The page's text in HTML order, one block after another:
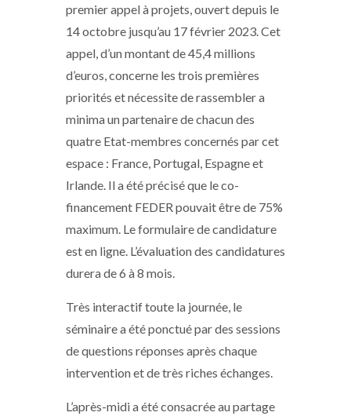
premier appel à projets, ouvert depuis le
14 octobre jusqu’au 17 février 2023. Cet
appel, d’un montant de 45,4 millions
d’euros, concerne les trois premières
priorités et nécessite de rassembler a
minima un partenaire de chacun des
quatre Etat-membres concernés par cet
espace : France, Portugal, Espagne et
Irlande. Il a été précisé que le co-
financement FEDER pouvait être de 75%
maximum. Le formulaire de candidature
est en ligne. L’évaluation des candidatures
durera de 6 à 8 mois.
Très interactif toute la journée, le
séminaire a été ponctué par des sessions
de questions réponses après chaque
intervention et de très riches échanges.
L’après-midi a été consacrée au partage